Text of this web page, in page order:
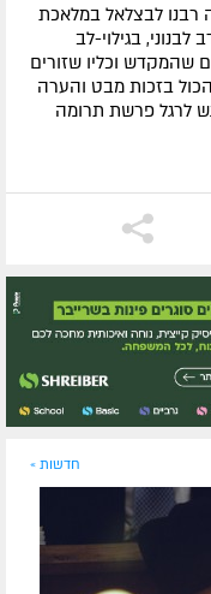
רבנו לבצלאל במלאכת
בגילוי-לב
שהמקדש וכליו שזורים
בזכות מבט והערה
לרגל פרשת תרומה
חדשות »